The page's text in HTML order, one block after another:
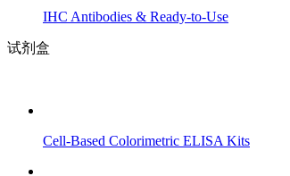
IHC Antibodies & Ready-to-Use
试剂盒
Cell-Based Colorimetric ELISA Kits